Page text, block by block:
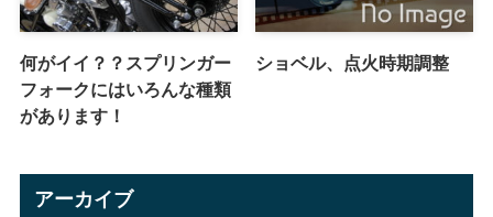
何がイイ？？スプリンガー
フォークにはいろんな種類
があります！
ショベル、点火時期調整
アーカイブ